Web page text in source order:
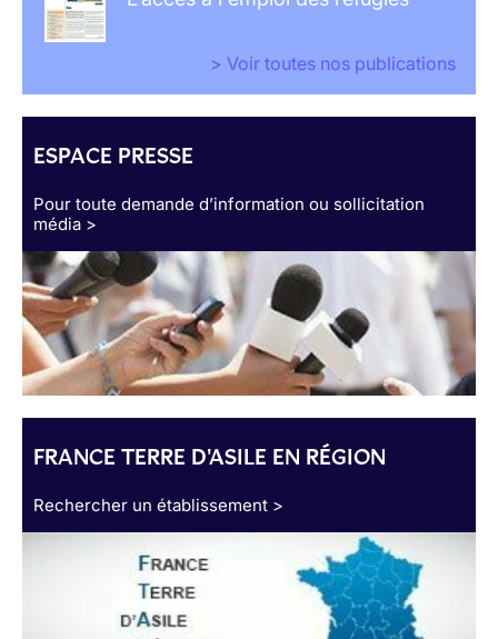
> Voir toutes nos publications
ESPACE PRESSE
Pour toute demande d’information ou sollicitation
média >
FRANCE TERRE D'ASILE EN RÉGION
Rechercher un établissement >